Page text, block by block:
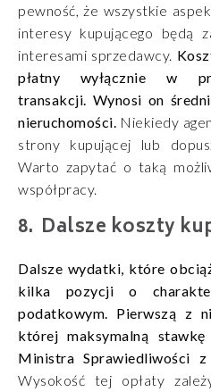
pewność, że wszystkie
interesy kupującego będą
interesami sprzedawcy.
płatny wyłącznie w
transakcji. Wynosi on
nieruchomości. Niekiedy
strony kupującej lub
Warto zapytać o taką
współpracy.
Dalsze koszty
Dalsze wydatki, które
kilka pozycji o
podatkowym. Pierwszą z
której maksymalną stawkę
Ministra Sprawiedliwości
Wysokość tej opłaty